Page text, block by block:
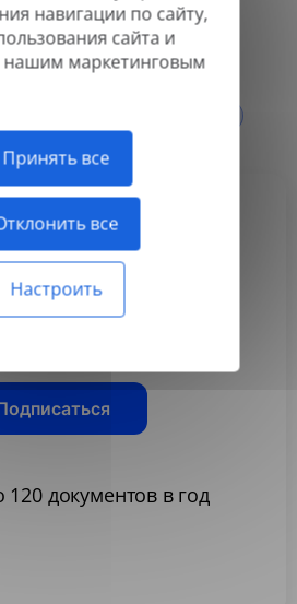
навигации по сайту,
сайта и
нашим маркетинговым
Принять все
все
Настроить
Basic
3,99 $
/месяц
120 документов в год